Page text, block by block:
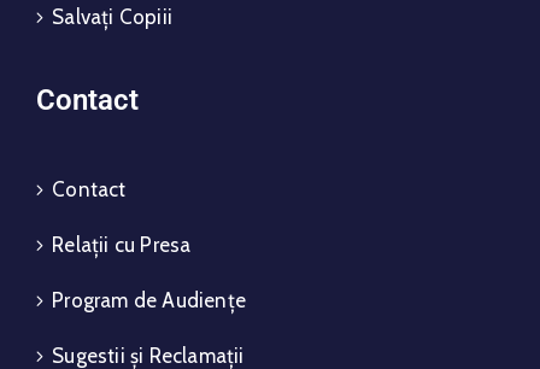
Salvați Copiii
Contact
Contact
Relații cu Presa
Program de Audiențe
Sugestii și Reclamații